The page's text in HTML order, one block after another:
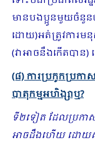
មានបងប្អូនមួយចំនួន
ដោយ)អត់ត្រូវការមនុ
(វាអាចនឹងកើតបាន
(៨) ការប្រកូកប្រកា
បាតុកម្មអហិង្សាឬ?
ទី២ទៀត ដែលប្រកាសថ
អាចដឹងហើយ ដោយស